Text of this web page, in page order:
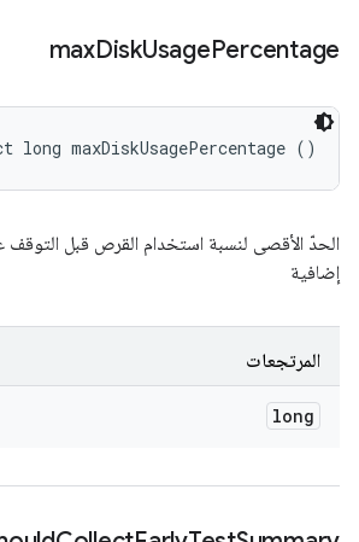
maxDiskUsagePercentage
maxDiskUsagePercentage ()
الحدّ الأقصى لنسبة استخدام القرص قبل التوقف
إضافية
المرتجعات
long